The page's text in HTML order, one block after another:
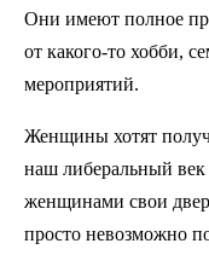
Они имеют полное
от какого-то хобби,
мероприятий.
Женщины хотят
наш либеральный
женщинами свои
просто невозможно